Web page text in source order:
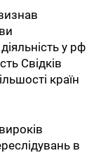
у рф
Свідків
країн
в